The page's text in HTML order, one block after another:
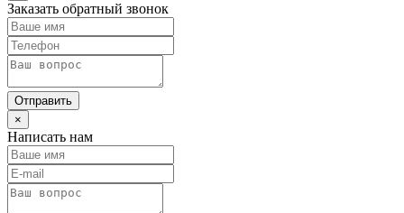
Заказать обратный звонок
Отправить
×
Написать нам